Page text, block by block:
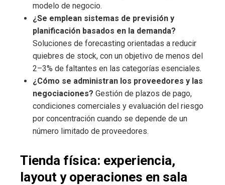
modelo de negocio.
¿Se emplean sistemas de previsión y
planificación basados en la demanda?
Soluciones de forecasting orientadas a reducir
quiebres de stock, con un objetivo de menos del
2–3% de faltantes en las categorías esenciales.
¿Cómo se administran los proveedores y las
negociaciones? Gestión de plazos de pago,
condiciones comerciales y evaluación del riesgo
por concentración cuando se depende de un
número limitado de proveedores.
Tienda física: experiencia,
layout y operaciones en sala